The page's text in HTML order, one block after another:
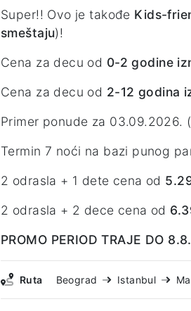
Super!! Ovo je takođe Kids-
smeštaju)!
Cena za decu od 0-2 godine
Cena za decu od 2-12 godina
Primer ponude za 03.09.2026.
Termin 7 noći na bazi punog
2 odrasla + 1 dete cena od
2 odrasla + 2 dece cena od
PROMO PERIOD TRAJE DO
Ruta Beograd Istanbul